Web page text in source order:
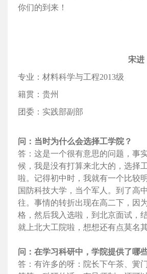
你们的到来！
宋进
专业：材料科学与工程2013级
籍贯：贵州
团委：实践部副部
问：当时为什么会选择工学院？
答：这是一个很有意思的问题，事
候，我是没有打算来北大的，选择
啦。记得初中时，我就有一个比较
国防科技大学，当个军人。到了高
往。事情的转折出现在高二下，因
格，然后我入选啦，到北京面试，
就上北大工院啦，想想还有点莫名
问：在学习科研中，学院提供了哪
答：有许多的呀：院长下午茶、黉